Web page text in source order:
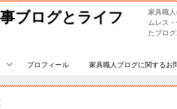
ブログとライフ
家具職
ムレス
たブロ
プロフィール 家具職人ブログに関するお